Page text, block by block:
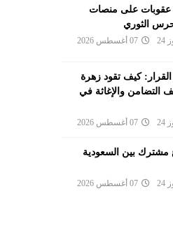
على منصات
الثوري
07 أغسطس 2026
كيف تقود زهرة
والإغاثة في
07 أغسطس 2026
مشترك بين السعودية
07 أغسطس 2026